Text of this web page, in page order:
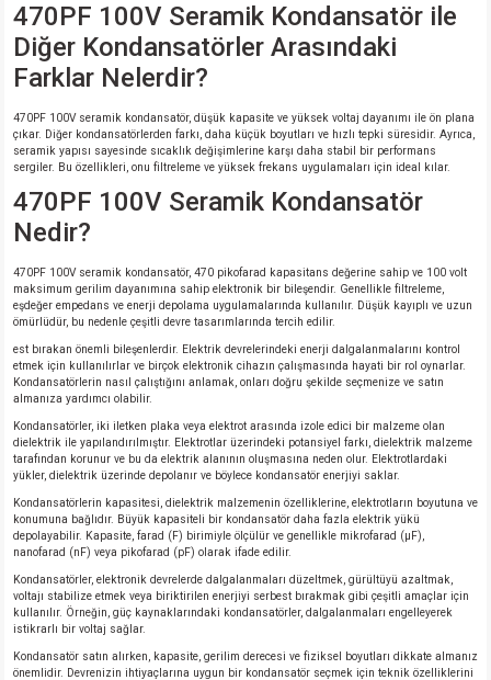
470PF 100V Seramik Kondansatör ile
Diğer Kondansatörler Arasındaki
Farklar Nelerdir?
470PF 100V seramik kondansatör, düşük kapasite ve yüksek voltaj dayanımı ile ön plana
çıkar. Diğer kondansatörlerden farkı, daha küçük boyutları ve hızlı tepki süresidir. Ayrıca,
seramik yapısı sayesinde sıcaklık değişimlerine karşı daha stabil bir performans
sergiler. Bu özellikleri, onu filtreleme ve yüksek frekans uygulamaları için ideal kılar.
470PF 100V Seramik Kondansatör
Nedir?
470PF 100V seramik kondansatör, 470 pikofarad kapasitans değerine sahip ve 100 volt
maksimum gerilim dayanımına sahip elektronik bir bileşendir. Genellikle filtreleme,
eşdeğer empedans ve enerji depolama uygulamalarında kullanılır. Düşük kayıplı ve uzun
ömürlüdür, bu nedenle çeşitli devre tasarımlarında tercih edilir.
est bırakan önemli bileşenlerdir. Elektrik devrelerindeki enerji dalgalanmalarını kontrol
etmek için kullanılırlar ve birçok elektronik cihazın çalışmasında hayati bir rol oynarlar.
Kondansatörlerin nasıl çalıştığını anlamak, onları doğru şekilde seçmenize ve satın
almanıza yardımcı olabilir.
Kondansatörler, iki iletken plaka veya elektrot arasında izole edici bir malzeme olan
dielektrik ile yapılandırılmıştır. Elektrotlar üzerindeki potansiyel farkı, dielektrik malzeme
tarafından korunur ve bu da elektrik alanının oluşmasına neden olur. Elektrotlardaki
yükler, dielektrik üzerinde depolanır ve böylece kondansatör enerjiyi saklar.
Kondansatörlerin kapasitesi, dielektrik malzemenin özelliklerine, elektrotların boyutuna ve
konumuna bağlıdır. Büyük kapasiteli bir kondansatör daha fazla elektrik yükü
depolayabilir. Kapasite, farad (F) birimiyle ölçülür ve genellikle mikrofarad (μF),
nanofarad (nF) veya pikofarad (pF) olarak ifade edilir.
Kondansatörler, elektronik devrelerde dalgalanmaları düzeltmek, gürültüyü azaltmak,
voltajı stabilize etmek veya biriktirilen enerjiyi serbest bırakmak gibi çeşitli amaçlar için
kullanılır. Örneğin, güç kaynaklarındaki kondansatörler, dalgalanmaları engelleyerek
istikrarlı bir voltaj sağlar.
Kondansatör satın alırken, kapasite, gerilim derecesi ve fiziksel boyutları dikkate almanız
önemlidir. Devrenizin ihtiyaçlarına uygun bir kondansatör seçmek için teknik özelliklerini